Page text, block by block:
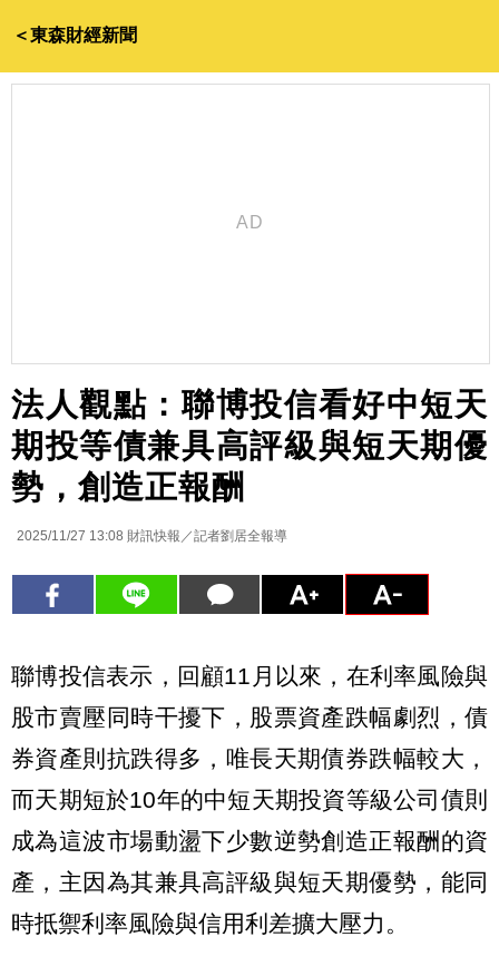
＜東森財經新聞
法人觀點：聯博投信看好中短天
期投等債兼具高評級與短天期優
勢，創造正報酬
2025/11/27 13:08 財訊快報／記者劉居全報導
聯博投信表示，回顧11月以來，在利率風險與
股市賣壓同時干擾下，股票資產跌幅劇烈，債
券資產則抗跌得多，唯長天期債券跌幅較大，
而天期短於10年的中短天期投資等級公司債則
成為這波市場動盪下少數逆勢創造正報酬的資
產，主因為其兼具高評級與短天期優勢，能同
時抵禦利率風險與信用利差擴大壓力。